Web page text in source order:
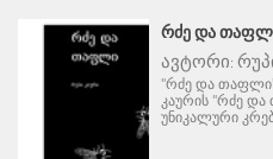
ᲠᲫᲔ ᲓᲐ
ავტორი:
"რძე და თაფლი"
კაურის "რძე
უნიკალური